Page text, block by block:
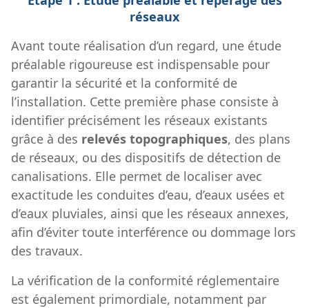
réseaux
Avant toute réalisation d’un regard, une étude
préalable rigoureuse est indispensable pour
garantir la sécurité et la conformité de
l’installation. Cette première phase consiste à
identifier précisément les réseaux existants
grâce à des relevés topographiques, des plans
de réseaux, ou des dispositifs de détection de
canalisations. Elle permet de localiser avec
exactitude les conduites d’eau, d’eaux usées et
d’eaux pluviales, ainsi que les réseaux annexes,
afin d’éviter toute interférence ou dommage lors
des travaux.
La vérification de la conformité réglementaire
est également primordiale, notamment par